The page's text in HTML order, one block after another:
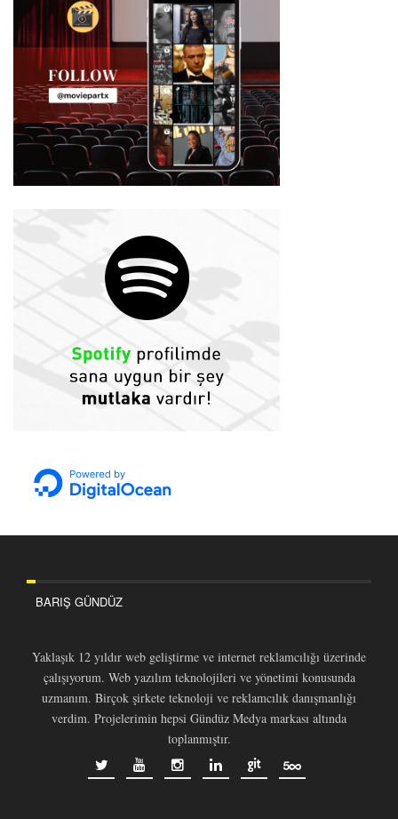
BARIŞ GÜNDÜZ
Yaklaşık 12 yıldır web geliştirme ve internet reklamcılığı üzerinde
çalışıyorum. Web yazılım teknolojileri ve yönetimi konusunda
uzmanım. Birçok şirkete teknoloji ve reklamcılık danışmanlığı
verdim. Projelerimin hepsi Gündüz Medya markası altında
toplanmıştır.